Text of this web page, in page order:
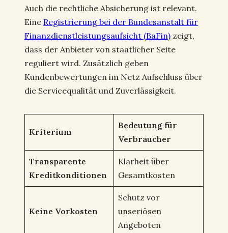
Auch die rechtliche Absicherung ist relevant.
Eine Registrierung bei der Bundesanstalt für
Finanzdienstleistungsaufsicht (BaFin) zeigt,
dass der Anbieter von staatlicher Seite
reguliert wird. Zusätzlich geben
Kundenbewertungen im Netz Aufschluss über
die Servicequalität und Zuverlässigkeit.
Kriterium
Bedeutung für
Verbraucher
Transparente
Kreditkonditionen
Klarheit über
Gesamtkosten
Keine Vorkosten
Schutz vor
unseriösen
Angeboten